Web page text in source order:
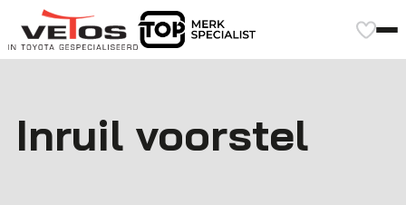
Inruil voorstel